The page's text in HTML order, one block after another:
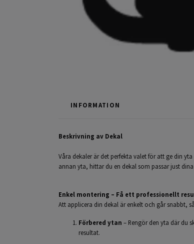
INFORMATION
Beskrivning av Dekal
Våra dekaler är det perfekta valet för att ge din
annan yta, hittar du en dekal som passar just
Enkel montering – Få ett professionellt
Att applicera din dekal är enkelt och går snabbt,
Förbered ytan – Rengör den yta där du
resultat.